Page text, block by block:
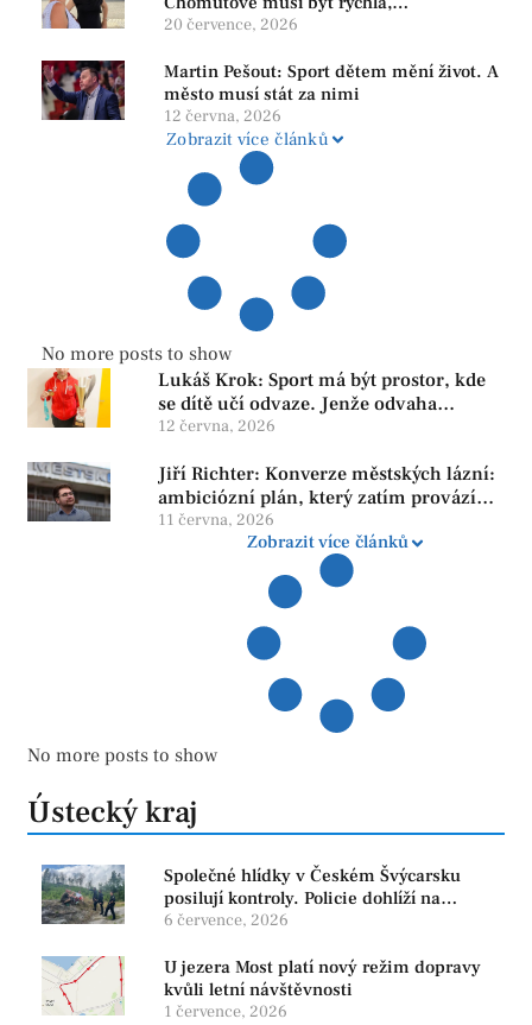
srozumitelná a férová. Ne udržovat lidi v
20 července, 2026
Martin Pešout: Sport dětem mění život. A
město musí stát za nimi
12 června, 2026
Zobrazit více článků
No more posts to show
Lukáš Krok: Sport má být prostor, kde
se dítě učí odvaze. Jenže odvaha
neroste tam, kde se bojí udělat chybu.
12 června, 2026
Jiří Richter: Konverze městských lázní:
ambiciózní plán, který zatím provází
více otazníků než jistot
11 června, 2026
Zobrazit více článků
No more posts to show
Ústecký kraj
Společné hlídky v Českém Švýcarsku
posilují kontroly. Policie dohlíží na
bezpečnost i ochranu přírody
6 července, 2026
U jezera Most platí nový režim dopravy
kvůli letní návštěvnosti
1 července, 2026